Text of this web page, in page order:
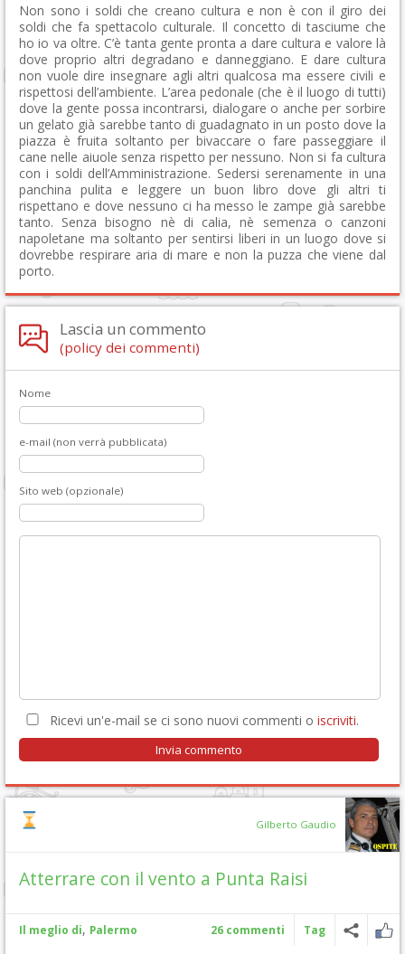
Non sono i soldi che creano cultura e non è con il giro dei
soldi che fa spettacolo culturale. Il concetto di tasciume che
ho io va oltre. C’è tanta gente pronta a dare cultura e valore là
dove proprio altri degradano e danneggiano. E dare cultura
non vuole dire insegnare agli altri qualcosa ma essere civili e
rispettosi dell’ambiente. L’area pedonale (che è il luogo di tutti)
dove la gente possa incontrarsi, dialogare o anche per sorbire
un gelato già sarebbe tanto di guadagnato in un posto dove la
piazza è fruita soltanto per bivaccare o fare passeggiare il
cane nelle aiuole senza rispetto per nessuno. Non si fa cultura
con i soldi dell’Amministrazione. Sedersi serenamente in una
panchina pulita e leggere un buon libro dove gli altri ti
rispettano e dove nessuno ci ha messo le zampe già sarebbe
tanto. Senza bisogno nè di calia, nè semenza o canzoni
napoletane ma soltanto per sentirsi liberi in un luogo dove si
dovrebbe respirare aria di mare e non la puzza che viene dal
porto.
Lascia un commento
(policy dei commenti)
Nome
e-mail (non verrà pubblicata)
Sito web (opzionale)
Ricevi un'e-mail se ci sono nuovi commenti o iscriviti.
Gilberto Gaudio
Atterrare con il vento a Punta Raisi
Il meglio di, Palermo 26 commenti Tag